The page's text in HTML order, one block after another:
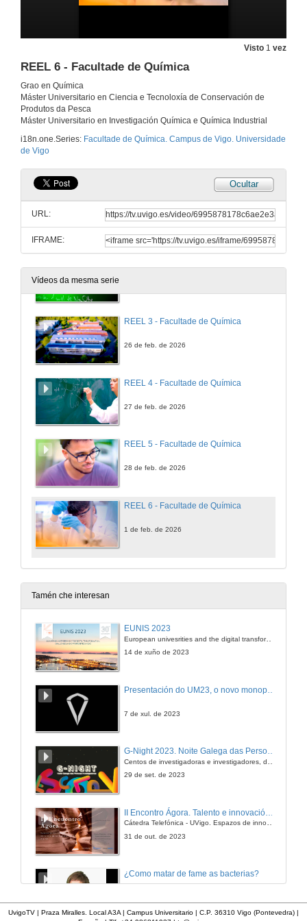
Visto 1 vez
REEL 6 - Facultade de Química
Grao en Química
Máster Universitario en Ciencia e Tecnoloxía de Conservación de
Produtos da Pesca
Máster Universitario en Investigación Química e Química Industrial
i18n.one.Series: Facultade de Química. Campus de Vigo. Universidade
de Vigo
Ocultar
URL:
IFRAME:
Vídeos da mesma serie
21 de feb. de 2026
22 de feb. de 2026
Degree in Chemistry. Vigo Campus. University of Vigo
24 de feb. de 2026
REEL 3 - Facultade de Química
26 de feb. de 2026
REEL 4 - Facultade de Química
27 de feb. de 2026
REEL 5 - Facultade de Química
28 de feb. de 2026
REEL 6 - Facultade de Química
1 de feb. de 2026
Tamén che interesan
EUNIS 2023
European univesrities and the digital transformation: challenges and opportunities ahead
14 de xuño de 2023
7 de xul. de 2023
G-Night 2023. Noite Galega das Persoas Investigadoras. Conciencias creativas
29 de set. de 2023
Cátedra Telefónica - UVigo. Espazos de innovación
31 de out. de 2023
¿Como matar de fame as bacterias?
UvigoTV | Praza Miralles. Local A3A | Campus Universitario | C.P. 36310 Vigo (Pontevedra) |